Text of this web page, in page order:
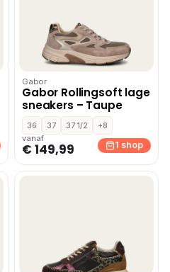
Gabor
Gabor Rollingsoft lage
sneakers – Taupe
36 37 37 1/2
+8
vanaf
€ 149,99 1 shop